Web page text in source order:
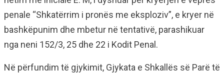
penale “Shkatërrim i pronës me eksploziv”, e kryer në
bashkëpunim dhe mbetur në tentativë, parashikuar
nga neni 152/3, 25 dhe 22 i Kodit Penal.
Në përfundim të gjykimit, Gjykata e Shkallës së Parë të